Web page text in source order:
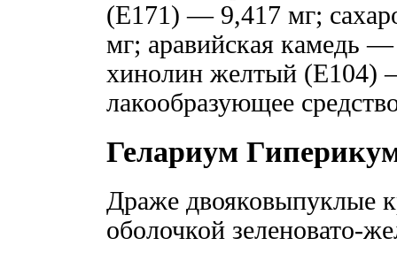
(Е171) — 9,417 мг;
мг; аравийская камедь
хинолин желтый (Е104)
лакообразующее
Гелариум
Драже двояковыпуклые
оболочкой зеленовато-